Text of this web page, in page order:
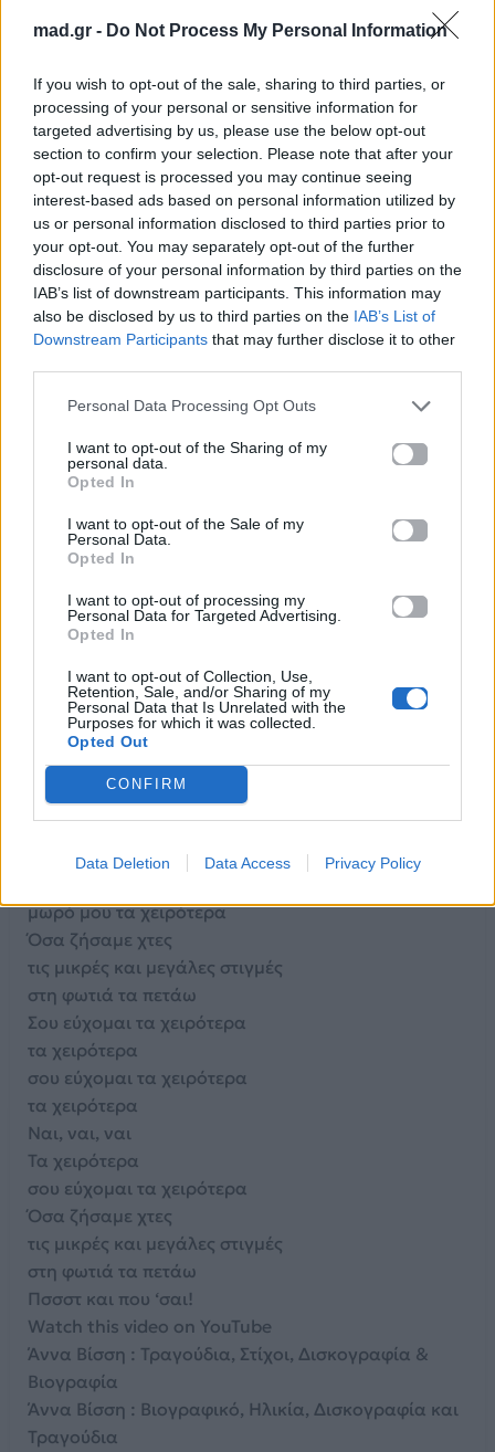
mad.gr - Do Not Process My Personal Information
If you wish to opt-out of the sale, sharing to third parties, or
processing of your personal or sensitive information for
targeted advertising by us, please use the below opt-out
section to confirm your selection. Please note that after your
opt-out request is processed you may continue seeing
interest-based ads based on personal information utilized by
us or personal information disclosed to third parties prior to
your opt-out. You may separately opt-out of the further
disclosure of your personal information by third parties on the
IAB’s list of downstream participants. This information may
also be disclosed by us to third parties on the IAB’s List of
Downstream Participants that may further disclose it to other
Personal Data Processing Opt Outs
I want to opt-out of the Sharing of my
personal data.
Opted In
I want to opt-out of the Sale of my
Personal Data.
Opted In
I want to opt-out of processing my
Personal Data for Targeted Advertising.
Opted In
I want to opt-out of Collection, Use,
Retention, Sale, and/or Sharing of my
Personal Data that Is Unrelated with the
Purposes for which it was collected.
Opted Out
CONFIRM
Data Deletion Data Access Privacy Policy
Όσα ζήσαμε χτες
στη φωτιά τα πετάω
Μου τραβάς το χαλί
μου κόβεις το ρεύμα
μου κάνεις τη ζωή
ένα άνοστο γεύμα
κι εγώ σ’ ένα σύννεφο
βροχή και χαλάζι
για σένανε είμαι
χαραμάδα που μπάζει
Ήσουνα τίποτα
κι εγώ σ’ ένα σύννεφο
βροχή και χαλάζι
δε φοβάμαι
μια καινούργια μέρα χαράζει
Δε θέλω να σε δω ποτέ ξανά
ούτε να σου μιλήσω
κι αυτό θα το φροντίσω
θα γίνω το καλύτερο παιδί
μην τύχει και στην κόλαση ποτέ
σε ξανασυναντήσω
Πσσστ και που ‘σαι!
Σου εύχομαι τα χειρότερα
τα χειρότερα
μωρό μου τα χειρότερα
μωρό μου τα χειρότερα
Όσα ζήσαμε χτες
τις μικρές και μεγάλες στιγμές
στη φωτιά τα πετάω
Σου εύχομαι τα χειρότερα
τα χειρότερα
σου εύχομαι τα χειρότερα
τα χειρότερα
Ναι, ναι, ναι
Τα χειρότερα
σου εύχομαι τα χειρότερα
Όσα ζήσαμε χτες
τις μικρές και μεγάλες στιγμές
στη φωτιά τα πετάω
Πσσστ και που ‘σαι!
Watch this video on YouTube
Άννα Βίσση : Τραγούδια, Στίχοι, Δισκογραφία &
Βιογραφία
Άννα Βίσση : Βιογραφικό, Ηλικία, Δισκογραφία και
Τραγούδια